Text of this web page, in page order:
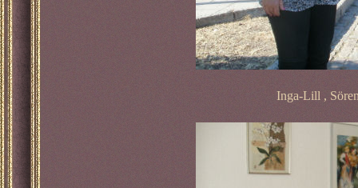
Inga-Lill ,